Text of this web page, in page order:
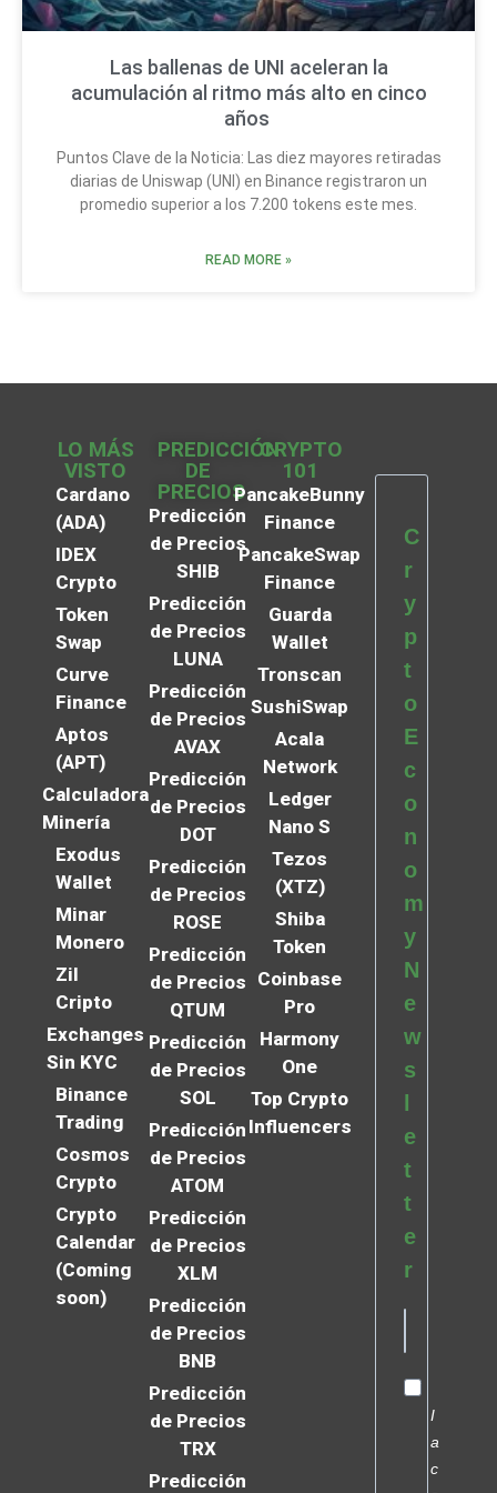
Las ballenas de UNI aceleran la
acumulación al ritmo más alto en cinco
años
Puntos Clave de la Noticia: Las diez mayores retiradas
diarias de Uniswap (UNI) en Binance registraron un
promedio superior a los 7.200 tokens este mes.
READ MORE »
LO MÁS
VISTO
Cardano
(ADA)
IDEX
Crypto
Token
Swap
Curve
Finance
Aptos
(APT)
Calculadora
Minería
Exodus
Wallet
Minar
Monero
Zil
Cripto
Exchanges
Sin KYC
Binance
Trading
Cosmos
Crypto
Crypto
Calendar
(Coming
soon)
PREDICCIÓN
DE
PRECIOS
Predicción
de Precios
SHIB
Predicción
de Precios
LUNA
Predicción
de Precios
AVAX
Predicción
de Precios
DOT
Predicción
de Precios
ROSE
Predicción
de Precios
QTUM
Predicción
de Precios
SOL
Predicción
de Precios
ATOM
Predicción
de Precios
XLM
Predicción
de Precios
BNB
Predicción
de Precios
TRX
Predicción
CRYPTO
101
PancakeBunny
Finance
PancakeSwap
Finance
Guarda
Wallet
Tronscan
SushiSwap
Acala
Network
Ledger
Nano S
Tezos
(XTZ)
Shiba
Token
Coinbase
Pro
Harmony
One
Top Crypto
Influencers
C
r
y
p
t
o
E
c
o
n
o
m
y
N
e
w
s
e
t
t
e
r
I
a
c